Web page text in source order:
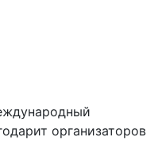
организаторов